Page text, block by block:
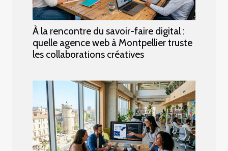
À la rencontre du savoir-faire digital :
quelle agence web à Montpellier truste
les collaborations créatives